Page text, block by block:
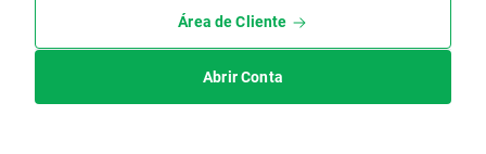
Área de Cliente
Abrir Conta